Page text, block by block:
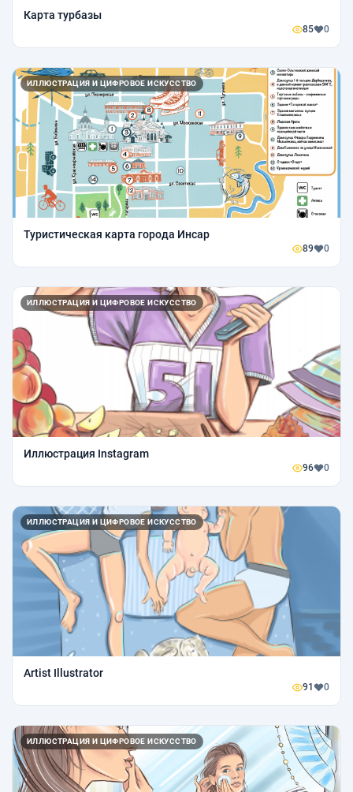
Карта турбазы
85 0
ИЛЛЮСТРАЦИЯ И ЦИФРОВОЕ ИСКУССТВО
Туристическая карта города Инсар
89 0
ИЛЛЮСТРАЦИЯ И ЦИФРОВОЕ ИСКУССТВО
Иллюстрация Instagram
96 0
ИЛЛЮСТРАЦИЯ И ЦИФРОВОЕ ИСКУССТВО
Artist Illustrator
91 0
ИЛЛЮСТРАЦИЯ И ЦИФРОВОЕ ИСКУССТВО